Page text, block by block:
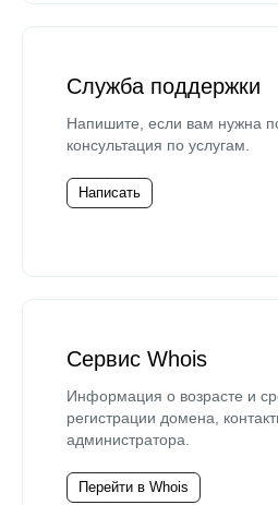
Служба поддержки
Напишите, если вам нужна
консультация по услугам.
Написать
Сервис Whois
Информация о возрасте и
регистрации домена,
администратора.
Перейти в Whois